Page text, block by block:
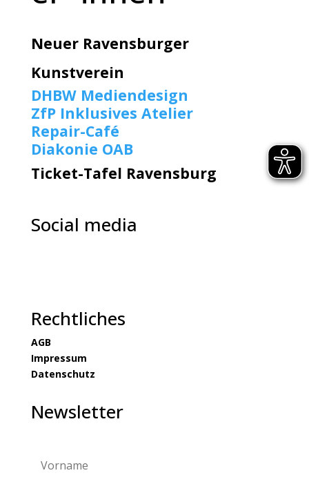
Neuer Ravensburger
Kunstverein
DHBW Mediendesign
ZfP Inklusives Atelier
Repair-Café
Diakonie OAB
Ticket-Tafel Ravensburg
Social media
Rechtliches
AGB
Impressum
Datenschutz
Newsletter